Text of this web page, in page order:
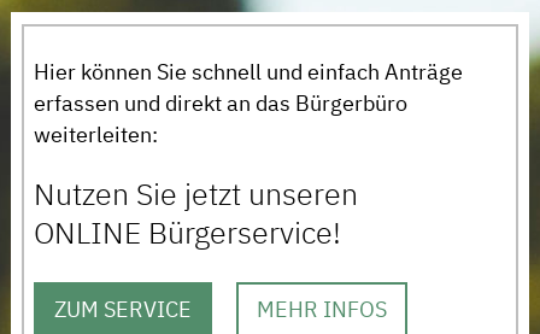
Hier können Sie schnell und einfach Anträge
erfassen und direkt an das Bürgerbüro
weiterleiten:
Nutzen Sie jetzt unseren
ONLINE Bürgerservice!
ZUM SERVICE MEHR INFOS